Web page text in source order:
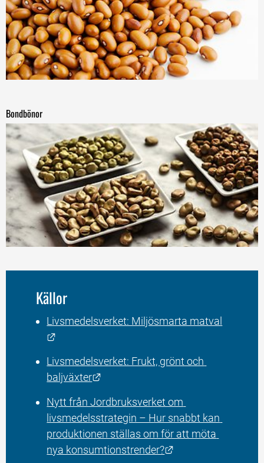
Bondbönor
Källor
Livsmedelsverket: Miljösmarta matval
Livsmedelsverket: Frukt, grönt och
baljväxter
Nytt från Jordbruksverket om
livsmedelsstrategin – Hur snabbt kan
produktionen ställas om för att möta
nya konsumtionstrender?